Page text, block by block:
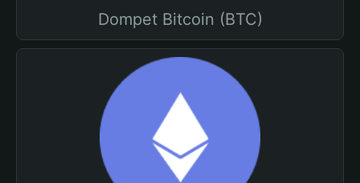
Dompet Bitcoin (BTC)